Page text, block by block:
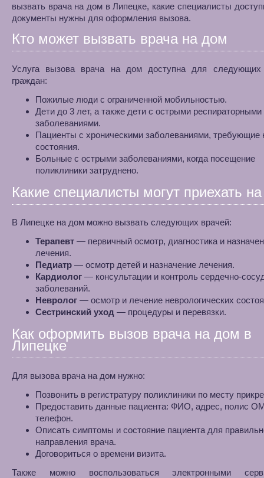
вызвать врача на дом в Липецке, какие специалисты
документы нужны для оформления вызова.
Кто может вызвать врача на дом
Услуга вызова врача на дом доступна для следующих
граждан:
Пожилые люди с ограниченной мобильностью.
Дети до 3 лет, а также дети с острыми респираторными
заболеваниями.
Пациенты с хроническими заболеваниями, требующие
состояния.
Больные с острыми заболеваниями, когда посещение
поликлиники затруднено.
Какие специалисты могут приехать
В Липецке на дом можно вызвать следующих врачей:
Терапевт — первичный осмотр, диагностика и
лечения.
Педиатр — осмотр детей и назначение лечения.
Кардиолог — консультации и контроль сердечно-
заболеваний.
Невролог — осмотр и лечение неврологических
Сестринский уход — процедуры и перевязки.
Как оформить вызов врача на дом в
Липецке
Для вызова врача на дом нужно:
Позвонить в регистратуру поликлиники по месту
Предоставить данные пациента: ФИО, адрес, полис
телефон.
Описать симптомы и состояние пациента для
направления врача.
Договориться о времени визита.
Также можно воспользоваться электронными